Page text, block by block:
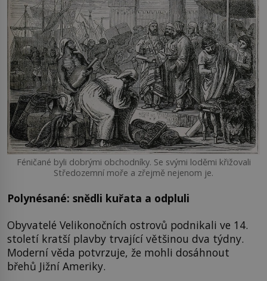
Féničané byli dobrými obchodníky. Se svými loděmi křižovali
Středozemní moře a zřejmě nejenom je.
Polynésané: snědli kuřata a odpluli
Obyvatelé Velikonočních ostrovů podnikali ve 14.
století kratší plavby trvající většinou dva týdny.
Moderní věda potvrzuje, že mohli dosáhnout
břehů Jižní Ameriky.